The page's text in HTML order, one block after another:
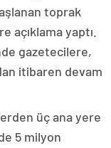
toprak
açıklama yaptı.
gazetecilere,
itibaren devam
üç ana yere
5 milyon